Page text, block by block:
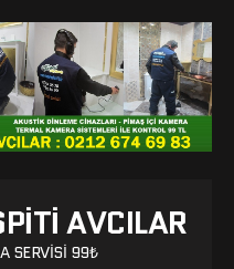
AVCILAR
SERVISI 99₺